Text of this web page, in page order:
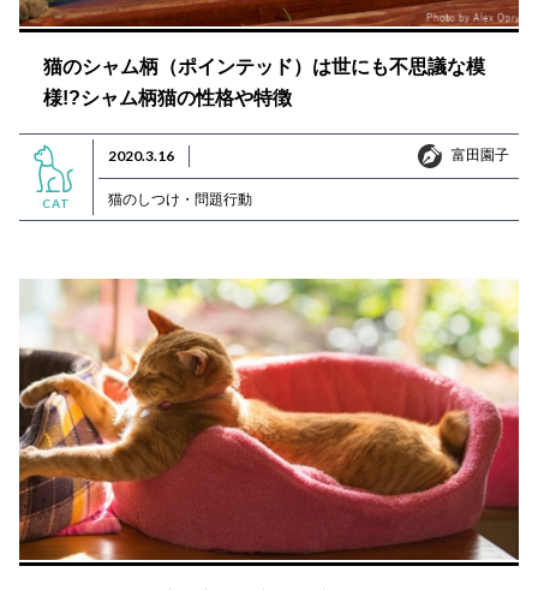
猫のシャム柄（ポインテッド）は世にも不思議な模
様!?シャム柄猫の性格や特徴
CAT
2020.3.16 富田園子
富田園子
猫のしつけ・問題行動